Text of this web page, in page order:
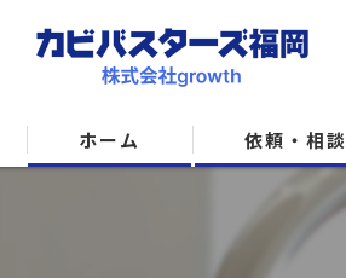
ホーム 依頼・相